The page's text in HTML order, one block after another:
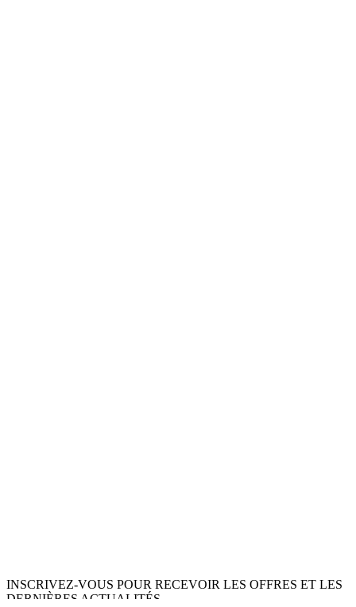
INSCRIVEZ-VOUS POUR RECEVOIR LES OFFRES ET LES
DERNIÈRES ACTUALITÉS.